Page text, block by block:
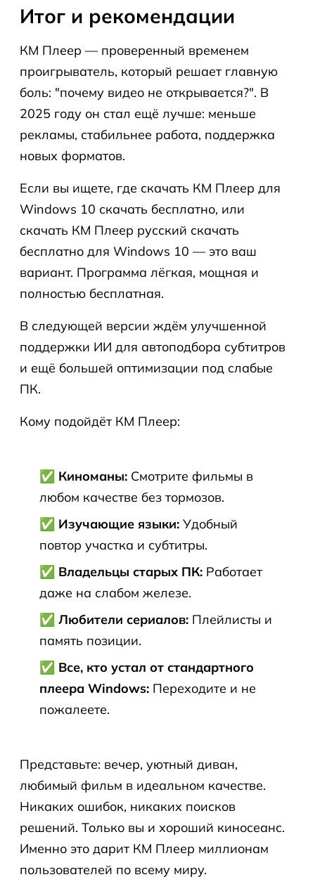
Итог и рекомендации
КМ Плеер — проверенный временем
проигрыватель, который решает главную
боль: "почему видео не открывается?". В
2025 году он стал ещё лучше: меньше
рекламы, стабильнее работа, поддержка
новых форматов.
Если вы ищете, где скачать КМ Плеер для
Windows 10 скачать бесплатно, или
скачать КМ Плеер русский скачать
бесплатно для Windows 10 — это ваш
вариант. Программа лёгкая, мощная и
полностью бесплатная.
В следующей версии ждём улучшенной
поддержки ИИ для автоподбора субтитров
и ещё большей оптимизации под слабые
ПК.
Кому подойдёт КМ Плеер:
✅ Киноманы: Смотрите фильмы в
любом качестве без тормозов.
✅ Изучающие языки: Удобный
повтор участка и субтитры.
✅ Владельцы старых ПК: Работает
даже на слабом железе.
✅ Любители сериалов: Плейлисты и
память позиции.
✅ Все, кто устал от стандартного
плеера Windows: Переходите и не
пожалеете.
Представьте: вечер, уютный диван,
любимый фильм в идеальном качестве.
Никаких ошибок, никаких поисков
решений. Только вы и хороший киносеанс.
Именно это дарит КМ Плеер миллионам
пользователей по всему миру.